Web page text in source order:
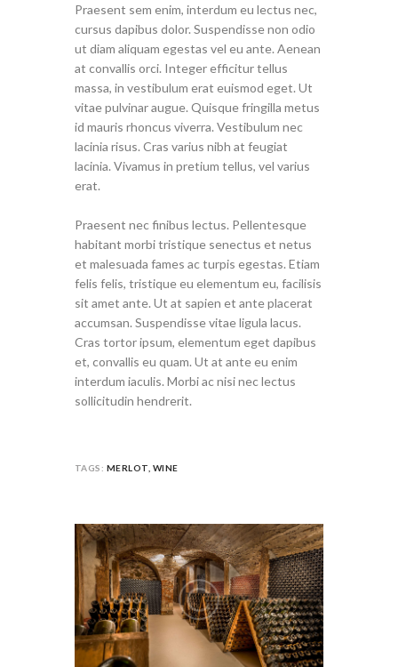
Praesent sem enim, interdum eu lectus nec,
cursus dapibus dolor. Suspendisse non odio
ut diam aliquam egestas vel eu ante. Aenean
at convallis orci. Integer efficitur tellus
massa, in vestibulum erat euismod eget. Ut
vitae pulvinar augue. Quisque fringilla metus
id mauris rhoncus viverra. Vestibulum nec
lacinia risus. Cras varius nibh at feugiat
lacinia. Vivamus in pretium tellus, vel varius
erat.
Praesent nec finibus lectus. Pellentesque
habitant morbi tristique senectus et netus
et malesuada fames ac turpis egestas. Etiam
felis felis, tristique eu elementum eu, facilisis
sit amet ante. Ut at sapien et ante placerat
accumsan. Suspendisse vitae ligula lacus.
Cras tortor ipsum, elementum eget dapibus
et, convallis eu quam. Ut at ante eu enim
interdum iaculis. Morbi ac nisi nec lectus
sollicitudin hendrerit.
TAGS: MERLOT WINE